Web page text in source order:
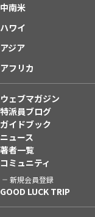
中南米
ハワイ
アジア
アフリカ
ウェブマガジン
特派員ブログ
ガイドブック
ニュース
著者一覧
コミュニティ
新規会員登録
GOOD LUCK TRIP